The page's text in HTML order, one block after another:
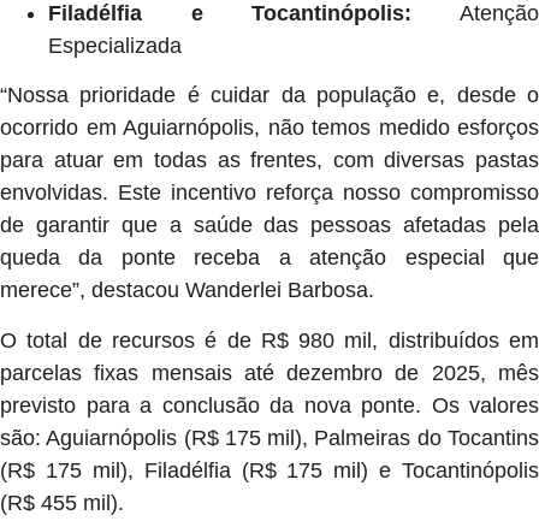
Filadélfia e Tocantinópolis: Atenção
Especializada
“Nossa prioridade é cuidar da população e, desde o
ocorrido em Aguiarnópolis, não temos medido esforços
para atuar em todas as frentes, com diversas pastas
envolvidas. Este incentivo reforça nosso compromisso
de garantir que a saúde das pessoas afetadas pela
queda da ponte receba a atenção especial que
merece”, destacou Wanderlei Barbosa.
O total de recursos é de R$ 980 mil, distribuídos em
parcelas fixas mensais até dezembro de 2025, mês
previsto para a conclusão da nova ponte. Os valores
são: Aguiarnópolis (R$ 175 mil), Palmeiras do Tocantins
(R$ 175 mil), Filadélfia (R$ 175 mil) e Tocantinópolis
(R$ 455 mil).